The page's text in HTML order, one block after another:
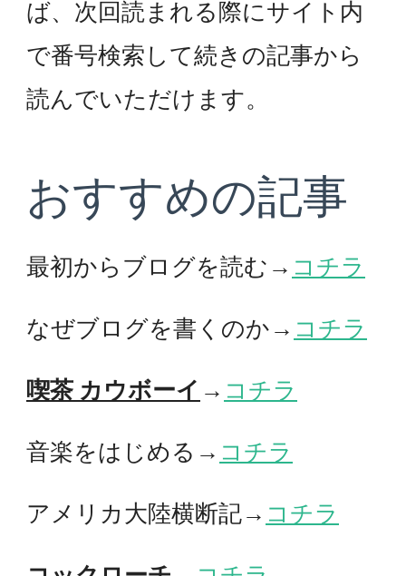
ば、次回読まれる際にサイト内
で番号検索して続きの記事から
読んでいただけます。
おすすめの記事
最初からブログを読む→ コチラ
なぜブログを書くのか→ コチラ
喫茶 カウボーイ → コチラ
音楽をはじめる→ コチラ
アメリカ大陸横断記→ コチラ